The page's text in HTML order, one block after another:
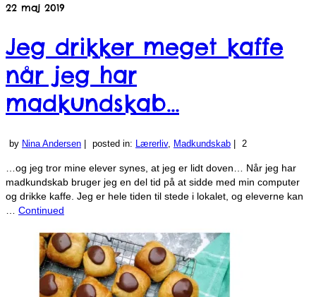
22 maj 2019
Jeg drikker meget kaffe
når jeg har
madkundskab…
by Nina Andersen posted in: Lærerliv, Madkundskab 2
…og jeg tror mine elever synes, at jeg er lidt doven… Når jeg har
madkundskab bruger jeg en del tid på at sidde med min computer
og drikke kaffe. Jeg er hele tiden til stede i lokalet, og eleverne kan
Continued